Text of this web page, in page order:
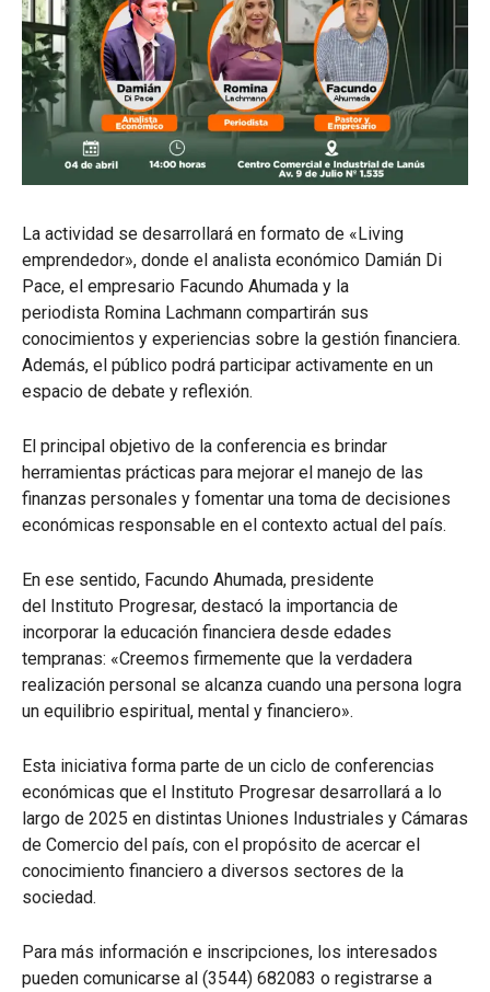
La actividad se desarrollará en formato de «Living
emprendedor», donde el analista económico Damián Di
Pace, el empresario Facundo Ahumada y la
periodista Romina Lachmann compartirán sus
conocimientos y experiencias sobre la gestión financiera.
Además, el público podrá participar activamente en un
espacio de debate y reflexión.
El principal objetivo de la conferencia es brindar
herramientas prácticas para mejorar el manejo de las
finanzas personales y fomentar una toma de decisiones
económicas responsable en el contexto actual del país.
En ese sentido, Facundo Ahumada, presidente
del Instituto Progresar, destacó la importancia de
incorporar la educación financiera desde edades
tempranas: «Creemos firmemente que la verdadera
realización personal se alcanza cuando una persona logra
un equilibrio espiritual, mental y financiero».
Esta iniciativa forma parte de un ciclo de conferencias
económicas que el Instituto Progresar desarrollará a lo
largo de 2025 en distintas Uniones Industriales y Cámaras
de Comercio del país, con el propósito de acercar el
conocimiento financiero a diversos sectores de la
sociedad.
Para más información e inscripciones, los interesados
pueden comunicarse al (3544) 682083 o registrarse a